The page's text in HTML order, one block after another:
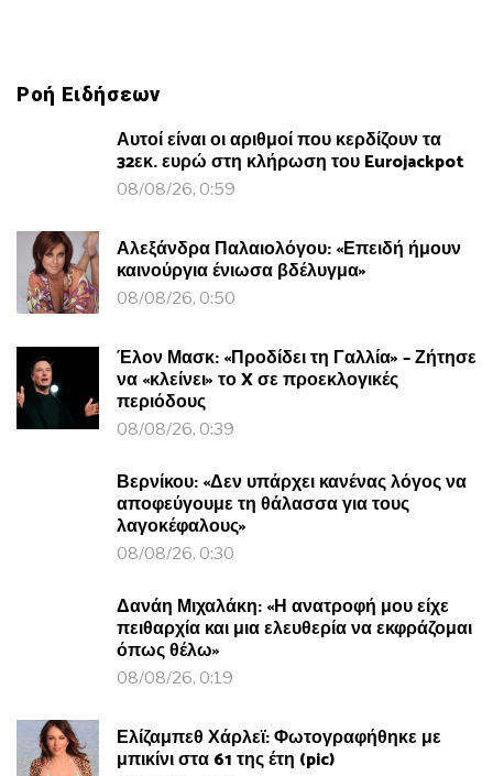
Ροή Ειδήσεων
Αυτοί είναι οι αριθμοί που κερδίζουν τα
32εκ. ευρώ στη κλήρωση του Eurojackpot
08/08/26, 0:59
Αλεξάνδρα Παλαιολόγου: «Επειδή ήμουν
καινούργια ένιωσα βδέλυγμα»
08/08/26, 0:50
Έλον Μασκ: «Προδίδει τη Γαλλία» – Ζήτησε
να «κλείνει» το X σε προεκλογικές
περιόδους
08/08/26, 0:39
Βερνίκου: «Δεν υπάρχει κανένας λόγος να
αποφεύγουμε τη θάλασσα για τους
λαγοκέφαλους»
08/08/26, 0:30
Δανάη Μιχαλάκη: «Η ανατροφή μου είχε
πειθαρχία και μια ελευθερία να εκφράζομαι
όπως θέλω»
08/08/26, 0:19
Ελίζαμπεθ Χάρλεϊ: Φωτογραφήθηκε με
μπικίνι στα 61 της έτη (pic)